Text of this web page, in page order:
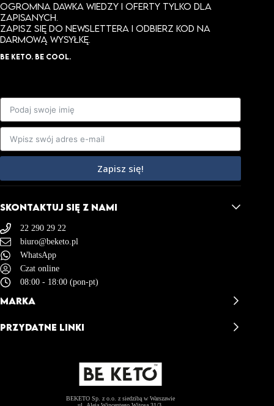
Ogromna dawka wiedzy i oferty tylko dla
zapisanych.
ZAPISZ SIĘ DO NEWSLETTERA I ODBIERZ KOD NA
DARMOWĄ WYSYŁKĘ.
BE KETO. BE COOL.
Zapisz się!
BEKETO Sp. z o.o. z siedzibą w Warszawie
SKONTAKTUJ SIĘ Z NAMI
22 290 29 22
biuro@beketo.pl
WhatsApp
Czat online
08:00 - 18:00 (pon-pt)
MARKA
BeKeto Story
Zostań Ambasadorem
PRZYDATNE LINKI
Polityka Plików Cookies (EU)